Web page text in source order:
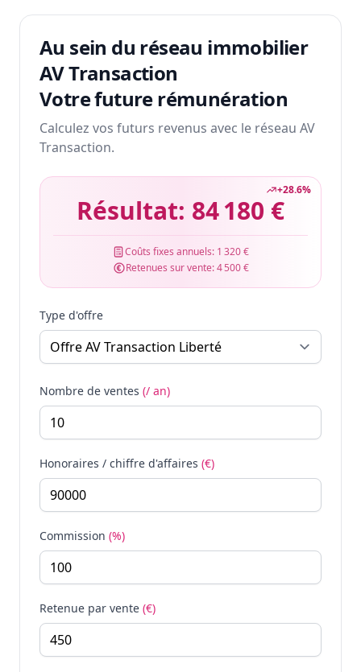
Au sein du réseau immobilier
AV Transaction
Votre future rémunération
Calculez vos futurs revenus avec le réseau AV
Transaction.
+28.6%
Résultat: 84 180 €
Coûts fixes annuels: 1 320 €
Retenues sur vente:4 500 €
Type d'offre
Nombre de ventes (/ an)
Honoraires / chiffre d'affaires (€)
Commission (%)
Retenue par vente (€)